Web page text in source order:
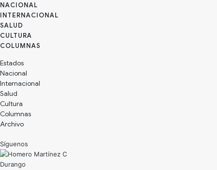
NACIONAL
INTERNACIONAL
SALUD
CULTURA
Estados
Nacional
Internacional
Salud
Cultura
Archivo
Síguenos
Durango